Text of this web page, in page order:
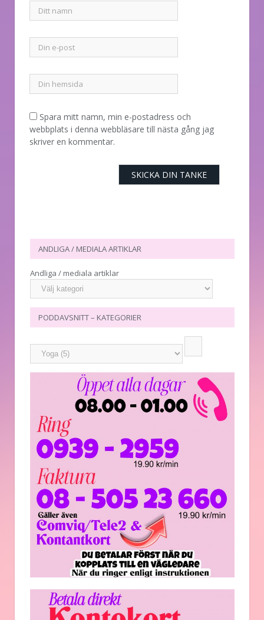
Spara mitt namn, min e-postadress och
webbplats i denna webbläsare till nästa gång jag
skriver en kommentar.
ANDLIGA / MEDIALA ARTIKLAR
Andliga / mediala artiklar
PODDAVSNITT – KATEGORIER